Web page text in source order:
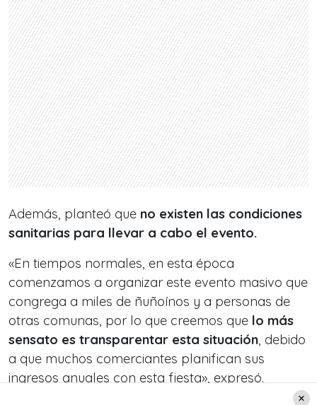
Además, planteó que no existen las condiciones
sanitarias para llevar a cabo el evento.
«En tiempos normales, en esta época
comenzamos a organizar este evento masivo que
congrega a miles de ñuñoínos y a personas de
otras comunas, por lo que creemos que lo más
sensato es transparentar esta situación, debido
a que muchos comerciantes planifican sus
ingresos anuales con esta fiesta», expresó.